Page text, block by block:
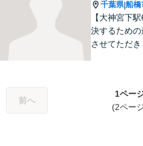
千葉県|船橋
【大神宮下
決するため
させてただき
進しておりま
前へ
1ペー
(2ペー